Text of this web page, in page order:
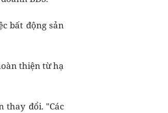
bất động sản
thiện từ hạ
thay đổi. "Các